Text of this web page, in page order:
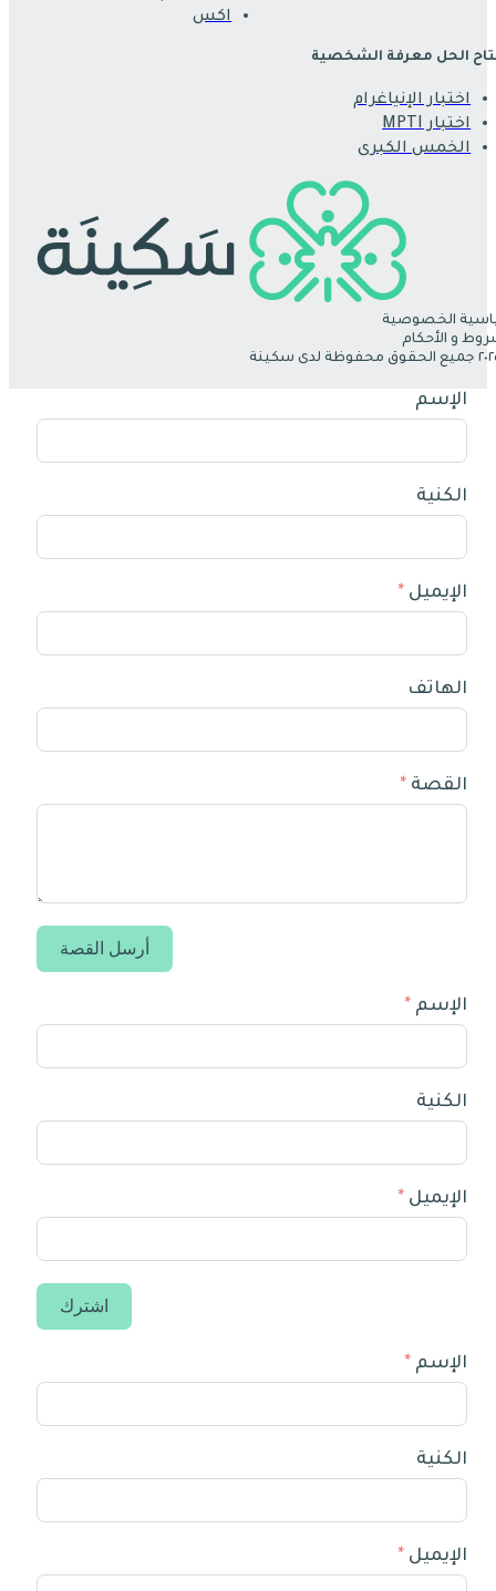
اكس
الحل معرفة الشخصية
اختبار الإنياغرام
اختبار MPTI
الخمس الكبرى
الخصوصية
و الأحكام
الإسم
الكنية
الإيميل
الهاتف
القصة
أرسل القصة
الإسم
الكنية
الإيميل
اشترك
الإسم
الكنية
الإيميل